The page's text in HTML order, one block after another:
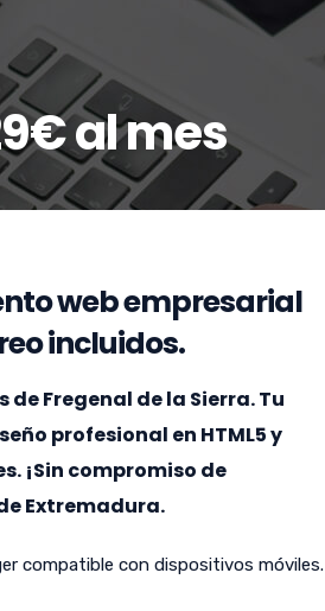
al mes
web empresarial
incluidos.
Fregenal de la Sierra. Tu
profesional en HTML5 y
¡Sin compromiso de
Extremadura.
compatible con dispositivos móviles.